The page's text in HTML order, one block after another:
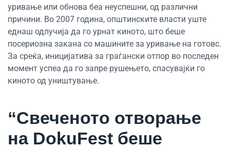
уривање или обнова беа неуспешни, од различни
причини. Во 2007 година, општинските власти уште
еднаш одлучија да го урнат киното, што беше
посериозна закана со машините за уривање на готовс.
За среќа, иницијатива за граѓански отпор во последен
момент успеа да го запре рушењето, спасувајќи го
киното од уништување.
“Свеченото отворање
на DokuFest беше